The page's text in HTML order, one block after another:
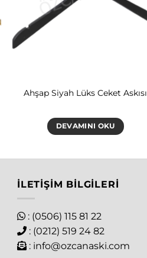
Ahşap Siyah Lüks Ceket Askısı
DEVAMINI OKU
İLETIŞIM BILGILERI
: (0506) 115 81 22
: (0212) 519 24 82
: info@ozcanaski.com